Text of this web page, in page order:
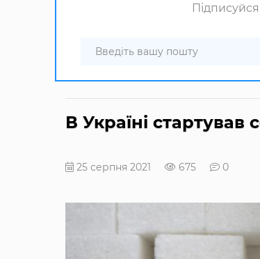
В Україні стартував
25 серпня 2021 675 0